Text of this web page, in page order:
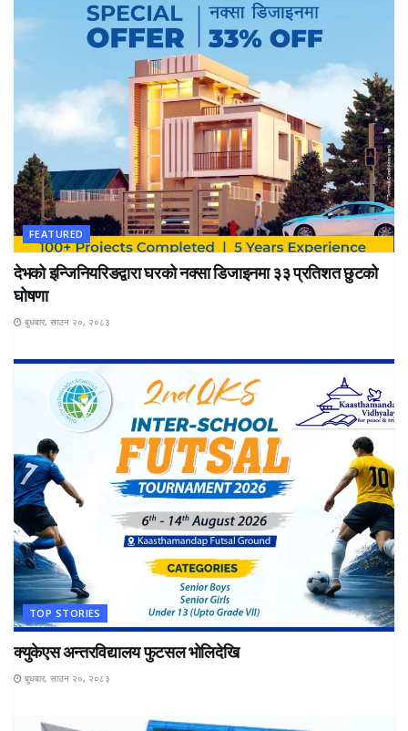
FEATURED
देभको इन्जिनियरिङद्वारा घरको नक्सा डिजाइनमा ३३ प्रतिशत छुटको
घोषणा
बुधबार, साउन २०, २०८३
TOP STORIES
क्युकेएस अन्तरविद्यालय फुटसल भोलिदेखि
बुधबार, साउन २०, २०८३